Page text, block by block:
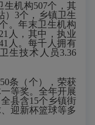
生机构507个，其
3个， 乡镇卫生
。年末卫生机构
人，其中，执业
人。每千人拥有
生技术人员 3.36
50条（个），荣获
等奖。全年开展
县含15个乡镇街
迎新杯篮球等多